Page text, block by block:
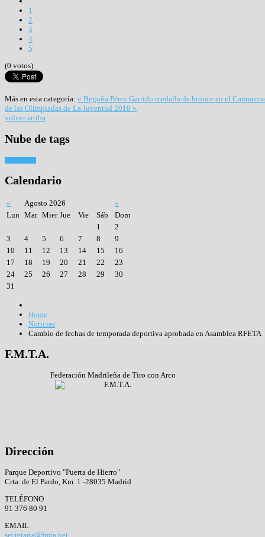
1
2
3
4
5
(0 votos)
Más en esta categoría: « Begoña Pérez Garrido medalla de bronce en el
de las Olimpiadas de La Juventud 2018 »
volver arriba
Nube de tags
Calendario
« Agosto 2026
»
Lun Mar Mier Jue Vie Sáb
Dom
1
2
3
4 5 6 7 8
9
10
11 12 13 14 15
16
17
18 19 20 21 22
23
24
25 26 27 28 29
30
31
Home
Noticias
Cambio de fechas de temporada deportiva aprobada en Asamblea RFETA
F.M.T.A.
Federación Madrileña de Tiro con Arco
Dirección
Parque Deportivo "Puerta de Hierro"
Crta. de El Pardo, Km. 1 -28035 Madrid
TELÉFONO
91 376 80 91
EMAIL
secretaria@fmta.net